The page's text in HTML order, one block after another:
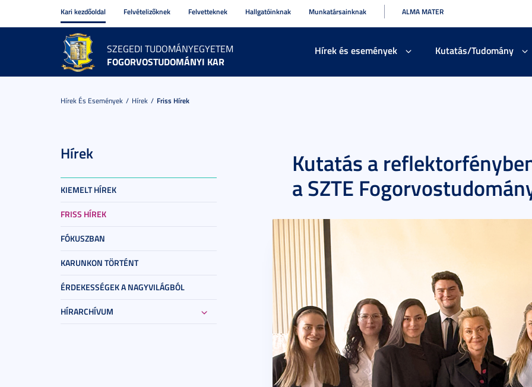
Kari kezdőoldal Felvételizőknek Felvetteknek Hallgatóinknak Munkatársainknak ALMA MATER
SZEGEDI TUDOMÁNYEGYETEM
FOGORVOSTUDOMÁNYI KAR
Hírek és események Kutatás/Tudomány
Hírek És Események Hírek Friss Hírek
Hírek
KIEMELT HÍREK
FRISS HÍREK
FÓKUSZBAN
KARUNKON TÖRTÉNT
ÉRDEKESSÉGEK A NAGYVILÁGBÓL
HÍRARCHÍVUM
Kutatás a
a SZTE